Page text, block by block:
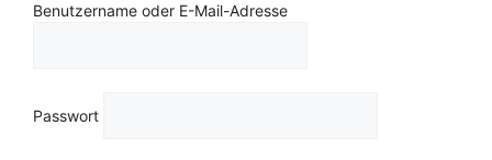
Benutzername oder E-Mail-Adresse
Passwort